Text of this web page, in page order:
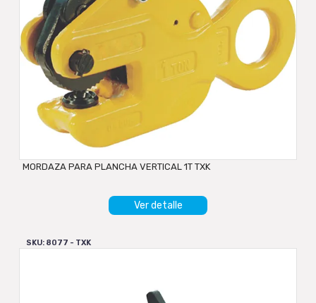
MORDAZA PARA PLANCHA VERTICAL 1T TXK
Ver detalle
SKU: 8077 - TXK